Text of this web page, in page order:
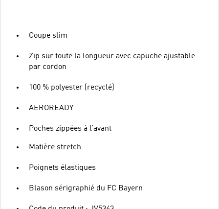
Coupe slim
Zip sur toute la longueur avec capuche ajustable
par cordon
100 % polyester (recyclé)
AEROREADY
Poches zippées à l’avant
Matière stretch
Poignets élastiques
Blason sérigraphié du FC Bayern